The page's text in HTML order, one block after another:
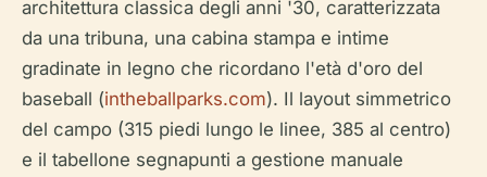
architettura classica degli anni '30, caratterizzata
da una tribuna, una cabina stampa e intime
gradinate in legno che ricordano l'età d'oro del
baseball (intheballparks.com). Il layout simmetrico
del campo (315 piedi lungo le linee, 385 al centro)
e il tabellone segnapunti a gestione manuale